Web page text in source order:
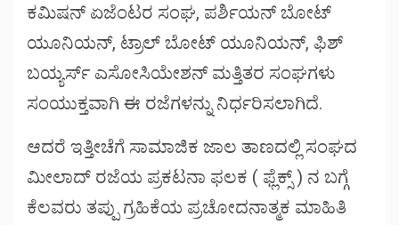
ಕಮಿಷನ್ ಏಜೆಂಟರ ಸಂಘ, ಪರ್ಶಿಯನ್ ಬೋಟ್
ಯೂನಿಯನ್, ಟ್ರಾಲ್ ಬೋಟ್ ಯೂನಿಯನ್, ಫಿಶ್
ಬಯ್ಯರ್ಸ್ ಎಸೋಸಿಯೇಶನ್ ಮತ್ತಿತರ ಸಂಘಗಳು
ಸಂಯುಕ್ತವಾಗಿ ಈ ರಜೆಗಳನ್ನು ನಿರ್ಧರಿಸಲಾಗಿದೆ.
ಆದರೆ ಇತ್ತೀಚೆಗೆ ಸಾಮಾಜಿಕ ಜಾಲ ತಾಣದಲ್ಲಿ ಸಂಘದ
ಮೀಲಾದ್ ರಜೆಯ ಪ್ರಕಟನಾ ಫಲಕ ( ಫ್ಲೆಕ್ಸ್ ) ನ ಬಗ್ಗೆ
ಕೆಲವರು ತಪ್ಪು ಗ್ರಹಿಕೆಯ ಪ್ರಚೋದನಾತ್ಮಕ ಮಾಹಿತಿ